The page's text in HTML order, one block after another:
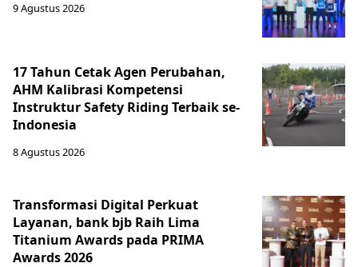
9 Agustus 2026
17 Tahun Cetak Agen Perubahan,
AHM Kalibrasi Kompetensi
Instruktur Safety Riding Terbaik se-
Indonesia
8 Agustus 2026
Transformasi Digital Perkuat
Layanan, bank bjb Raih Lima
Titanium Awards pada PRIMA
Awards 2026